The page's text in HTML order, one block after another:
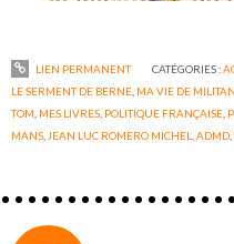
LIEN PERMANENT CATÉGORIES :
LE SERMENT DE BERNE MA VIE DE
TOM MES LIVRES POLITIQUE FRANÇAISE
MANS JEAN LUC ROMERO MICHEL ,ADMD